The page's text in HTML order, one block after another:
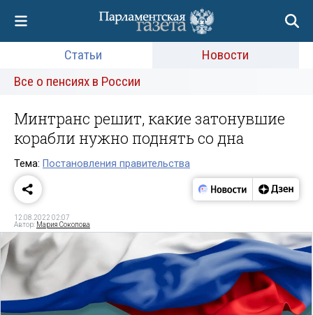
Статьи
Новости
Все о пенсиях в России
Минтранс решит, какие затонувшие
корабли нужно поднять со дна
Тема: Постановления правительства
12.08.2022 02:07
Автор: Мария Соколова